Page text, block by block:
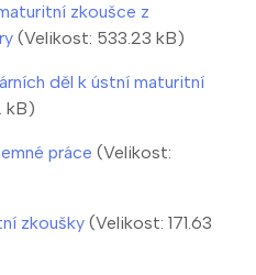
zkoušce z
(Velikost: 533.23 kB)
děl k ústní maturitní
kB)
práce (Velikost:
zkoušky (Velikost: 171.63